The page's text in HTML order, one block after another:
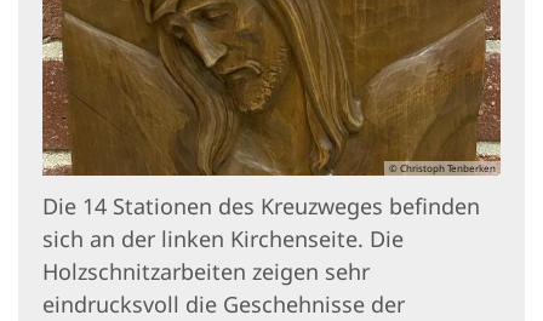
© Christoph Tenberken
Die 14 Stationen des Kreuzweges befinden
sich an der linken Kirchenseite. Die
Holzschnitzarbeiten zeigen sehr
eindrucksvoll die Geschehnisse der